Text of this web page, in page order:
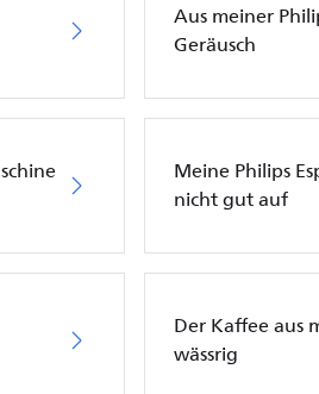
Aus meiner
Geräusch
Meine Philips
nicht gut auf
Der Kaffee aus
wässrig